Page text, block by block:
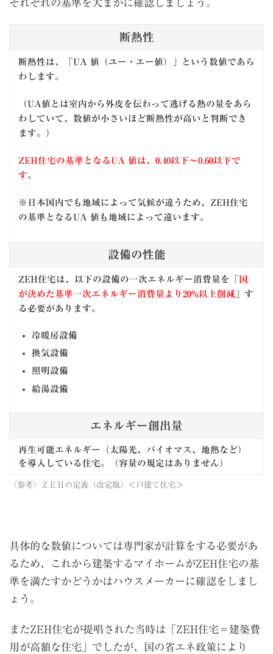
それぞれの基準を大まかに確認しましょう。
断熱性
断熱性は、「UA 値（ユー・エー値）」という数値であら
わします。
（UA値とは室内から外皮を伝わって逃げる熱の量をあら
わしていて、数値が小さいほど断熱性が高いと判断でき
ます。）
ZEH住宅の基準となるUA 値は、0.40以下〜0.60以下で
す。
※日本国内でも地域によって気候が違うため、ZEH住宅
の基準となるUA 値も地域によって違います。
設備の性能
ZEH住宅は、以下の設備の一次エネルギー消費量を「 国
が決めた基準一次エネルギー消費量より20%以上削減 」す
る必要があります。
冷暖房設備
換気設備
照明設備
給湯設備
エネルギー創出量
再生可能エネルギー（太陽光、バイオマス、地熱など）
を導入している住宅。（容量の規定はありません）
〈参考〉 ＺＥＨの定義（改定版）＜戸建て住宅＞
具体的な数値については専門家が計算をする必要があ
るため、これから建築するマイホームがZEH住宅の基
準を満たすかどうかはハウスメーカーに確認をしまし
ょう。
またZEH住宅が提唱された当時は「ZEH住宅＝建築費
用が高額な住宅」でしたが、国の省エネ政策により